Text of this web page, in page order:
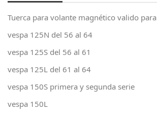
Tuerca para volante magnético valido para
vespa 125N del 56 al 64
vespa 125S del 56 al 61
vespa 125L del 61 al 64
vespa 150S primera y segunda serie
vespa 150L